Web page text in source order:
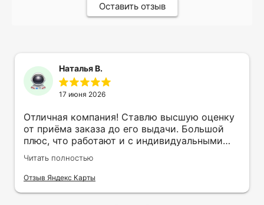
Оставить отзыв
Наталья В.
17 июня 2026
Отличная компания! Ставлю высшую оценку
от приёма заказа до его выдачи. Большой
плюс, что работают и с индивидуальными
заказами. Нелбходимо было нанести принт
на кружку в подарок. Заказ был исполнен
оперативно и ооочень красиво, даже не
Читать полностью
Отзыв Яндекс Карты